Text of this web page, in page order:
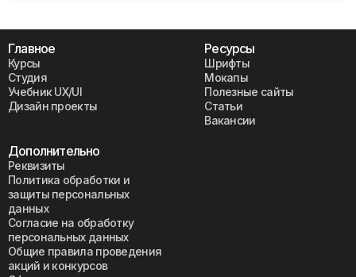
Главное
Курсы
Студия
Учебник UX/UI
Дизайн проекты
Ресурсы
Шрифты
Мокапы
Полезные сайты
Статьи
Вакансии
Дополнительно
Реквизиты
Политика обработки и
защиты персональных
данных
Согласие на обработку
персональных данных
Общие правила проведения
акций и конкурсов